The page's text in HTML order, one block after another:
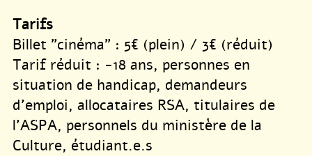
Tarifs
Billet "cinéma" : 5€ (plein) / 3€ (réduit)
Tarif réduit : -18 ans, personnes en
situation de handicap, demandeurs
d’emploi, allocataires RSA, titulaires de
l’ASPA, personnels du ministère de la
Culture, étudiant.e.s